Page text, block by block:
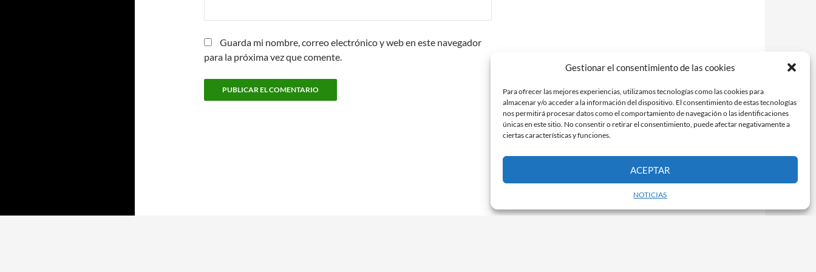
Gestionar el consentimiento de las cookies
Para ofrecer las mejores experiencias, utilizamos tecnologías como las cookies para
almacenar y/o acceder a la información del dispositivo. El consentimiento de estas tecnologías
nos permitirá procesar datos como el comportamiento de navegación o las identificaciones
únicas en este sitio. No consentir o retirar el consentimiento, puede afectar negativamente a
ciertas características y funciones.
ACEPTAR
NOTICIAS
Guarda mi nombre, correo electrónico y web en este navegador
para la próxima vez que comente.